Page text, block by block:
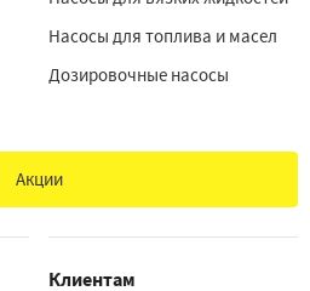
Насосы для топлива и масел
Дозировочные насосы
Акции
Клиентам